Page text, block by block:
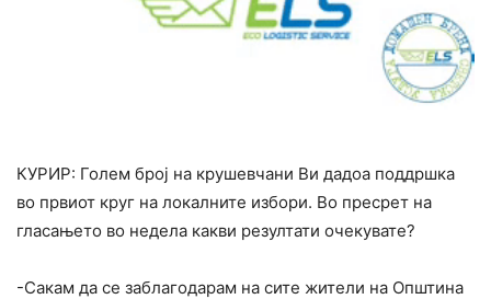
КУРИР: Голем број на крушевчани Ви дадоа поддршка
во првиот круг на локалните избори. Во пресрет на
гласањето во недела какви резултати очекувате?
-Сакам да се заблагодарам на сите жители на Општина